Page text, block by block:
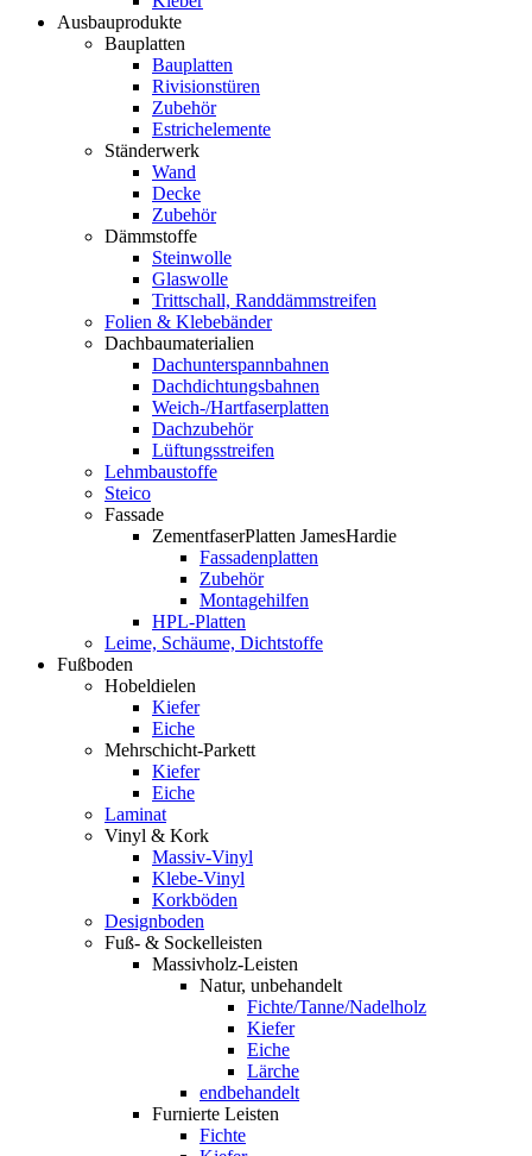
Ausbauprodukte
Bauplatten
Bauplatten
Rivisionstüren
Zubehör
Estrichelemente
Ständerwerk
Wand
Decke
Zubehör
Dämmstoffe
Steinwolle
Glaswolle
Trittschall, Randdämmstreifen
Folien & Klebebänder
Dachbaumaterialien
Dachunterspannbahnen
Dachdichtungsbahnen
Weich-/Hartfaserplatten
Dachzubehör
Lüftungsstreifen
Lehmbaustoffe
Steico
Fassade
ZementfaserPlatten JamesHardie
Fassadenplatten
Zubehör
Montagehilfen
HPL-Platten
Leime, Schäume, Dichtstoffe
Fußboden
Hobeldielen
Kiefer
Eiche
Mehrschicht-Parkett
Kiefer
Eiche
Laminat
Vinyl & Kork
Massiv-Vinyl
Klebe-Vinyl
Korkböden
Designboden
Fuß- & Sockelleisten
Massivholz-Leisten
Natur, unbehandelt
Fichte/Tanne/Nadelholz
Kiefer
Eiche
Lärche
endbehandelt
Furnierte Leisten
Fichte